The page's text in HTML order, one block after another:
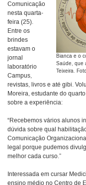
Bianca e o
Saúde, que
Teixeira.
Comunicação
nesta quarta-
feira (25).
Entre os
brindes
estavam o
jornal
laboratório
Campus,
revistas, livros e até gibi.
Moreira, estudante do
sobre a experiência:
“Recebemos vários alunos
dúvida sobre qual
Comunicação
legal porque pudemos
melhor cada curso.”
Interessada em cursar
ensino médio no Centro de